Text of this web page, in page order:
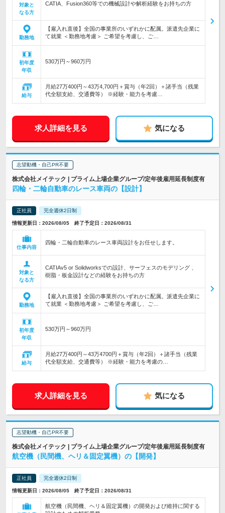
対象と
なる方
CATIA、Fusion360等での機械設計や解析経験をお持ちの方
勤務地
【雇入れ直後】全国の事業所のいずれかに配属。派遣先企業に
て就業 ＜勤務地考慮＞ ご希望を考慮し、ご…
初年度
年収
530万円～960万円
給与
月給27万400円～43万4,700円＋賞与（年2回）＋諸手当（残業
代全額支給、交通費等） ※経験・能力を考慮…
求人詳細を見る 気になる
志望動機・自己PR不要
株式会社メイテック | プライム上場企業グループ/定年後雇用延長制度有
四輪・二輪自動車のレース車両の【設計】
正社員 完全週休2日制
情報更新日：2026/08/05 終了予定日：2026/08/31
仕事内容
四輪・二輪自動車のレース車両設計をお任せします。
対象と
なる方
CATIAv5 or Solidworksでの設計、サーフェスのモデリング 、
樹脂・板金設計などの経験をお持ちの方
勤務地
【雇入れ直後】全国の事業所のいずれかに配属。派遣先企業に
て就業 ＜勤務地考慮＞ ご希望を考慮し、ご…
初年度
年収
530万円～960万円
給与
月給27万400円～43万4700円＋賞与（年2回）＋諸手当（残業
代全額支給、交通費等） ※経験・能力を考慮の…
求人詳細を見る 気になる
志望動機・自己PR不要
株式会社メイテック | プライム上場企業グループ/定年後雇用延長制度有
航空機（民間機、ヘリ＆固定翼機）の【開発】
正社員 完全週休2日制
情報更新日：2026/08/05 終了予定日：2026/08/31
航空機（民間機、ヘリ＆固定翼機）の開発および維持に関する